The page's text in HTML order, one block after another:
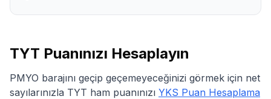
TYT Puanınızı Hesaplayın
PMYO barajını geçip geçemeyeceğinizi görmek için net
sayılarınızla TYT ham puanınızı YKS Puan Hesaplama